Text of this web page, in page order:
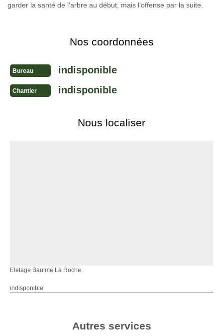
garder la santé de l'arbre au début, mais l’offense par la suite.
Nos coordonnées
Bureau indisponible
Chantier indisponible
Nous localiser
Etetage Baulme La Roche
indisponible
Autres services